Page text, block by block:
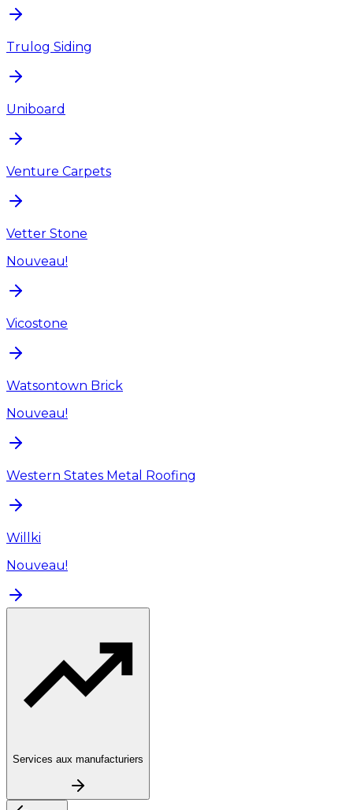
Trulog Siding
Uniboard
Venture Carpets
Vetter Stone
Nouveau!
Vicostone
Watsontown Brick
Nouveau!
Western States Metal Roofing
Willki
Nouveau!
Services aux manufacturiers